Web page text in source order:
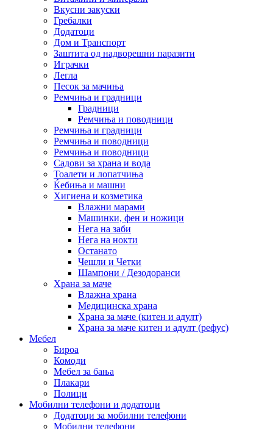
Вкусни закуски
Гребалки
Додатоци
Дом и Транспорт
Заштита од надворешни паразити
Играчки
Легла
Песок за мачиња
Ремчиња и градници
Градници
Ремчиња и поводници
Ремчиња и градници
Ремчиња и поводници
Ремчиња и поводници
Садови за храна и вода
Тоалети и лопатчиња
Ќебиња и машни
Хигиена и козметика
Влажни марами
Машинки, фен и ножици
Нега на заби
Нега на нокти
Останато
Чешли и Четки
Шампони / Дезодоранси
Храна за маче
Влажна храна
Медицинска храна
Храна за маче (китен и адулт)
Храна за маче китен и адулт (рефус)
Мебел
Бироа
Комоди
Мебел за бања
Плакари
Полици
Мобилни телефони и додатоци
Додатоци за мобилни телефони
Мобилни телефони